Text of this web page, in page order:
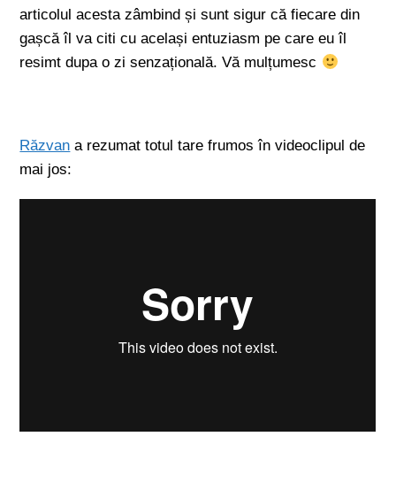
articolul acesta zâmbind și sunt sigur că fiecare din
gașcă îl va citi cu același entuziasm pe care eu îl
resimt dupa o zi senzațională. Vă mulțumesc
Răzvan a rezumat totul tare frumos în videoclipul de
mai jos: